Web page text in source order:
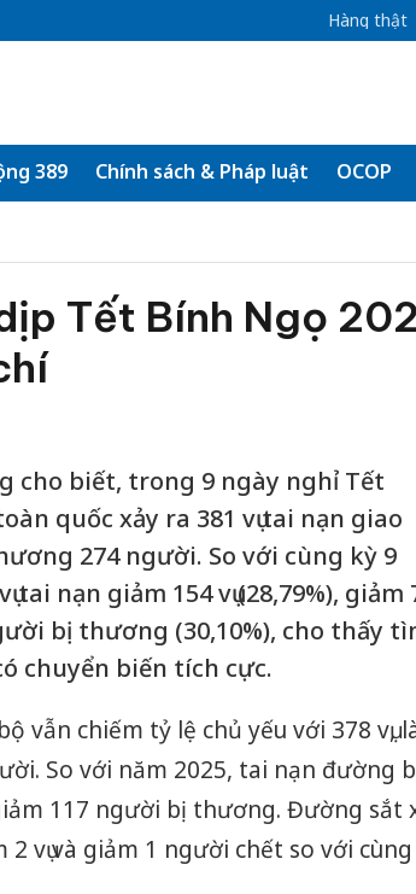
Hàng thật
389 Chính sách & Pháp luật OCOP
Tết Bính Ngọ
cho biết, trong 9 ngày nghỉ Tết
quốc xảy ra 381 vụ tai nạn giao
274 người. So với cùng kỳ 9
nạn giảm 154 vụ (28,79%), giảm
bị thương (30,10%), cho thấy
chuyển biến tích cực.
vẫn chiếm tỷ lệ chủ yếu với 378 vụ,
So với năm 2025, tai nạn đường
117 người bị thương. Đường sắt
vụ và giảm 1 người chết so với